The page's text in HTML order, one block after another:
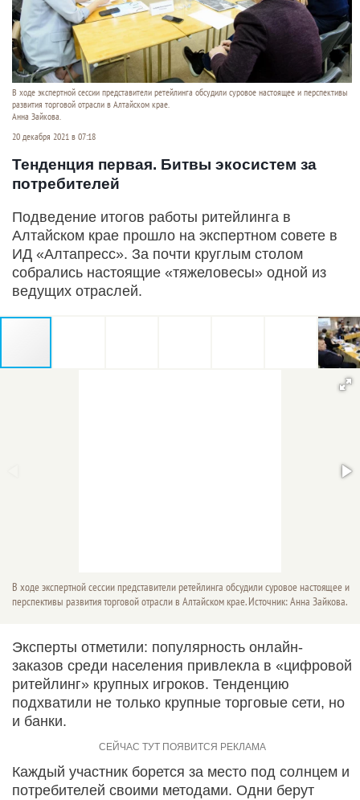
В ходе экспертной сессии представители ретейлинга обсудили суровое настоящее и перспективы
развития торговой отрасли в Алтайском крае.
Анна Зайкова.
20 декабря 2021 в 07:18
Тенденция первая. Битвы экосистем за
потребителей
Подведение итогов работы ритейлинга в
Алтайском крае прошло на экспертном совете в
ИД «Алтапресс». За почти круглым столом
собрались настоящие «тяжеловесы» одной из
ведущих отраслей.
В ходе экспертной сессии представители ретейлинга обсудили суровое настоящее и
перспективы развития торговой отрасли в Алтайском крае. Источник: Анна Зайкова.
Эксперты отметили: популярность онлайн-
заказов среди населения привлекла в «цифровой
ритейлинг» крупных игроков. Тенденцию
подхватили не только крупные торговые сети, но
и банки.
Каждый участник борется за место под солнцем и
потребителей своими методами. Одни берут